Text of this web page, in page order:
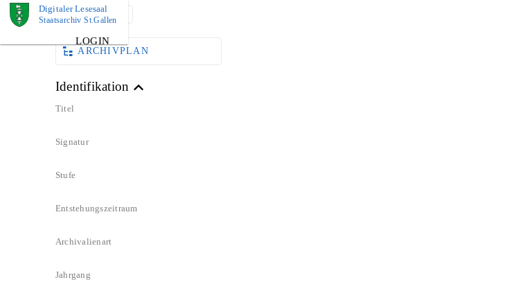
Digitaler Lesesaal
Staatsarchiv St.Gallen
LOGIN
DOKUMENT
ARCHIVPLAN
Identifikation
Titel
Signatur
Stufe
Entstehungszeitraum
Archivalienart
Jahrgang